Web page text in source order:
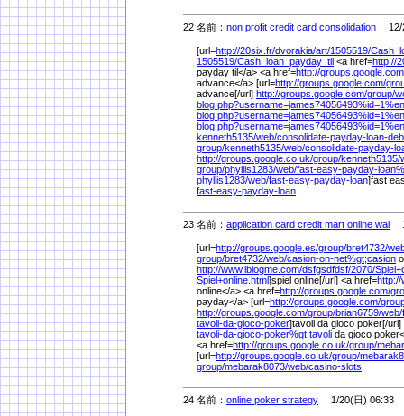
22 名前： non profit credit card consolidation 12/
[url=http://20six.fr/dvorakia/art/1505519/
1505519/Cash_loan_payday_til <a href=http://
payday til</a> <a href=http://
advance</a> [url=http://groups.google.com/
advance[/url] http://groups.google.com/group/
blog.php?username=james74056493%id=1%
blog.php?username=james74056493%id=1%
blog.php?username=james74056493%id=1%
kenneth5135/web/consolidate-payday-loan-
group/kenneth5135/web/consolidate-payday-
http://groups.google.co.uk/group/kenneth5135/
group/phyllis1283/web/fast-easy-payday-loan%
phyllis1283/web/fast-easy-payday-loan]fast
fast-easy-payday-loan
23 名前： application card credit mart online wal
[url=http://groups.google.es/group/bret4732/
group/bret4732/web/casion-on-net%gt;casion
http://www.iblogme.com/dsfgsdfdsf/2070/
Spiel+online.html]spiel online[/url] <a href=http://
online</a> <a href=http://groups.google.com/
payday</a> [url=http://groups.google.com/
http://groups.google.com/group/brian6759/web/
tavoli-da-gioco-poker]tavoli da gioco poker[/url]
tavoli-da-gioco-poker%gt;tavoli da gioco
<a href=http://groups.google.co.uk/group/
[url=http://groups.google.co.uk/group/
group/mebarak8073/web/casino-slots
24 名前： online poker strategy 1/20(日) 06:33